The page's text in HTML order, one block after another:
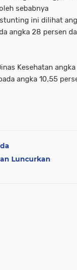
sebabnya
ini dilihat
angka 28 persen
Kesehatan angka
angka 10,55
Luncurkan